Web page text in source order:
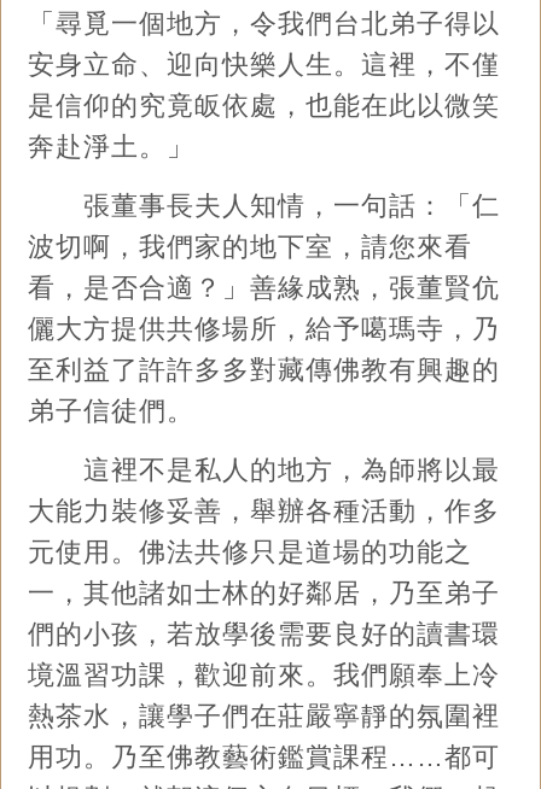
「尋覓一個地方，令我們台北弟子得以
安身立命、迎向快樂人生。這裡，不僅
是信仰的究竟皈依處，也能在此以微笑
奔赴淨土。」
張董事長夫人知情，一句話：「仁
波切啊，我們家的地下室，請您來看
看，是否合適？」善緣成熟，張董賢伉
儷大方提供共修場所，給予噶瑪寺，乃
至利益了許許多多對藏傳佛教有興趣的
弟子信徒們。
這裡不是私人的地方，為師將以最
大能力裝修妥善，舉辦各種活動，作多
元使用。佛法共修只是道場的功能之
一，其他諸如士林的好鄰居，乃至弟子
們的小孩，若放學後需要良好的讀書環
境溫習功課，歡迎前來。我們願奉上冷
熱茶水，讓學子們在莊嚴寧靜的氛圍裡
用功。乃至佛教藝術鑑賞課程……都可